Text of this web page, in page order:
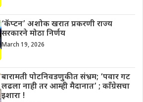
‘कॅप्टन’ अशोक खरात प्रकरणी राज्य
सरकारने मोठा निर्णय
March 19, 2026
बारामती पोटनिवडणुकीत संभ्रम; ‘पवार गट
लढला नाही तर आम्ही मैदानात’ ; काँग्रेसचा
इशारा !